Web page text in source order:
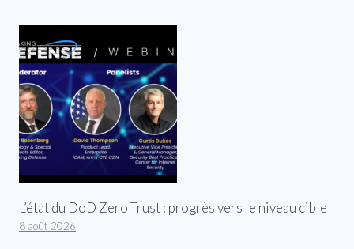
L’état du DoD Zero Trust : progrès vers le niveau cible
8 août 2026